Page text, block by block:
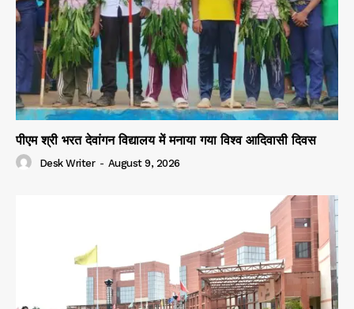
पीएम श्री भरत देवांगन विद्यालय में मनाया गया विश्व आदिवासी दिवस
Desk Writer - August 9, 2026